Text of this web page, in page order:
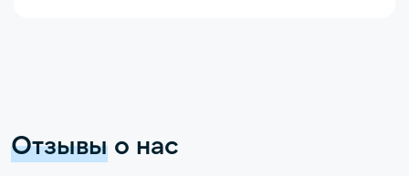
Отзывы о нас